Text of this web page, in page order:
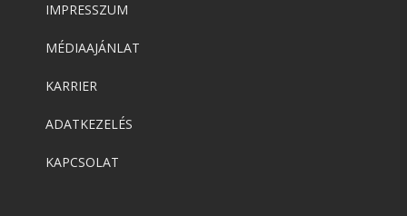
IMPRESSZUM
MÉDIAAJÁNLAT
KARRIER
ADATKEZELÉS
KAPCSOLAT